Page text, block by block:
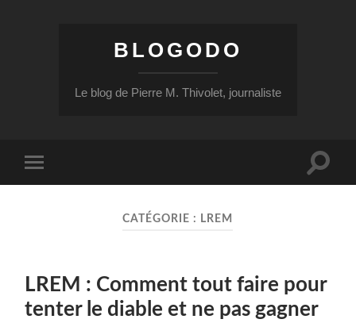
BLOGODO
Le blog de Pierre M. Thivolet, journaliste
mobile
Toggle
CATÉGORIE : LREM
LREM : Comment tout faire pour
tenter le diable et ne pas gagner